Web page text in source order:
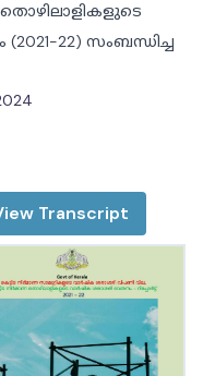
തൊഴിലാളികളുടെ
22) സംബന്ധിച്ച
Transcript